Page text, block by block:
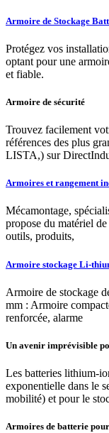
Armoire de Stockage
Protégez vos
optant pour une
et fiable.
Armoire de sécurité
Trouvez facilement
références des plus
LISTA,) sur
Armoires et rangement
Mécamontage,
propose du matériel
outils, produits,
Armoire stockage Li-
Armoire de stockage
mm : Armoire
renforcée, alarme
Un avenir imprévisible
Les batteries lithium-
exponentielle dans le
mobilité) et pour le
Armoires de batterie